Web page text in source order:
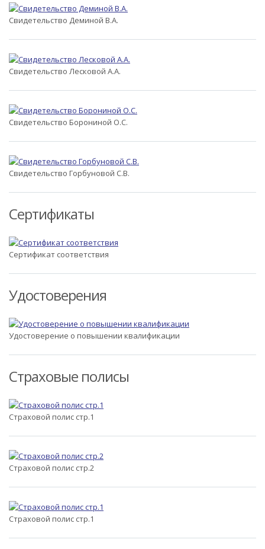
Свидетельство Деминой В.А.
Свидетельство Лесковой А.А.
Свидетельство Борониной О.С.
Свидетельство Горбуновой С.В.
Сертификаты
Сертификат соответствия
Удостоверения
Удостоверение о повышении квалификации
Страховые полисы
Страховой полис стр.1
Страховой полис стр.2
Страховой полис стр.1